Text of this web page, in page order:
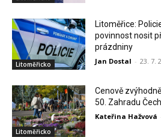
Litoměřicko
Litoměřice:
povinnost nosit
prázdniny
Jan Dostal - 23. 7.
Litoměřicko
Cenově
50. Zahradu
Kateřina Hažvová